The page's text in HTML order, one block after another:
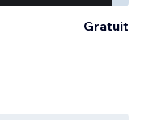
Gratuit